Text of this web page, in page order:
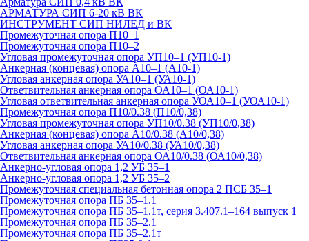
АРМАТУРА СИП 6-20 кВ ВК
ИНСТРУМЕНТ СИП НИЛЕД и ВК
Промежуточная опора П10–1
Промежуточная опора П10–2
Угловая промежуточная опора УП10–1 (УП10-1)
Анкерная (концевая) опора А10–1 (А10-1)
Угловая анкерная опора УА10–1 (УА10-1)
Ответвительная анкерная опора ОА10–1 (ОА10-1)
Угловая ответвительная анкерная опора УОА10–1 (УОА10-1)
Промежуточная опора П10/0.38 (П10/0,38)
Угловая промежуточная опора УП10/0.38 (УП10/0,38)
Анкерная (концевая) опора А10/0.38 (А10/0,38)
Угловая анкерная опора УА10/0.38 (УА10/0,38)
Ответвительная анкерная опора ОА10/0.38 (ОА10/0,38)
Анкерно-угловая опора 1,2 УБ 35–1
Анкерно-угловая опора 1,2 УБ 35–2
Промежуточная специальная бетонная опора 2 ПСБ 35–1
Промежуточная опора ПБ 35–1.1
Промежуточная опора ПБ 35–1.1т, серия 3.407.1–164 выпуск 1
Промежуточная опора ПБ 35–2.1
Промежуточная опора ПБ 35–2.1т